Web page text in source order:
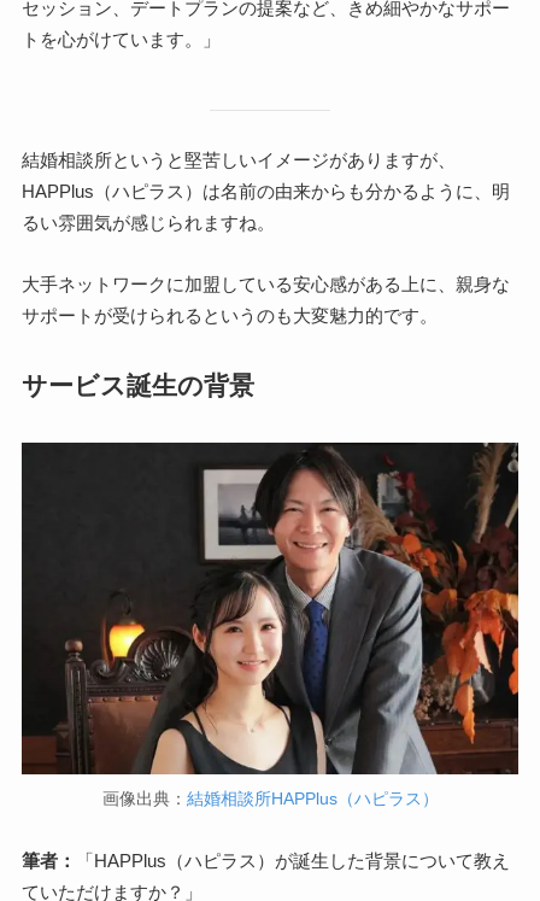
セッション、デートプランの提案など、きめ細やかなサポー
トを心がけています。」
結婚相談所というと堅苦しいイメージがありますが、
HAPPlus（ハピラス）は名前の由来からも分かるように、明
るい雰囲気が感じられますね。
大手ネットワークに加盟している安心感がある上に、親身な
サポートが受けられるというのも大変魅力的です。
サービス誕生の背景
画像出典： 結婚相談所HAPPlus（ハピラス）
筆者：
「HAPPlus（ハピラス）が誕生した背景について教え
ていただけますか？」